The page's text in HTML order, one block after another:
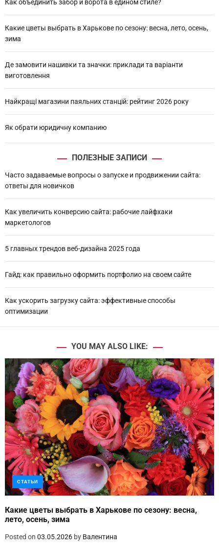
Как объединить забор и ворота в едином стиле?
Какие цветы выбрать в Харькове по сезону: весна, лето, осень,
зима
Де замовити нашивки та значки: приклади та варіанти
виготовлення
Найкращі магазини паяльних станцій: рейтинг 2026 року
Як обрати юридичну компанию
ПОЛЕЗНЫЕ ЗАПИСИ
Часто задаваемые вопросы о запуске и продвижении сайта:
ответы для новичков
Как увеличить конверсию сайта: рабочие лайфхаки
маркетологов
5 главных трендов веб-дизайна 2025 года
Гайд: как правильно оформить портфолио на своем сайте
Как ускорить загрузку сайта: эффективные способы
оптимизации
YOU MAY ALSO LIKE:
СТАТЬИ
Какие цветы выбрать в Харькове по сезону: весна,
лето, осень, зима
Posted on 03.05.2026 by Валентина